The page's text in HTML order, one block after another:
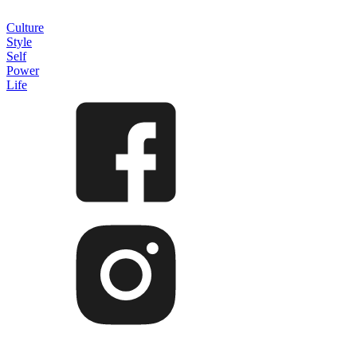
Culture
Style
Self
Power
Life